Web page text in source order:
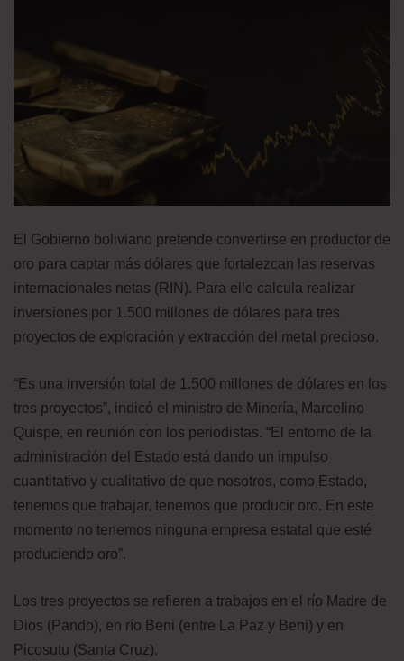
El Gobierno boliviano pretende convertirse en productor de
oro para captar más dólares que fortalezcan las reservas
internacionales netas (RIN). Para ello calcula realizar
inversiones por 1.500 millones de dólares para tres
proyectos de exploración y extracción del metal precioso.
“Es una inversión total de 1.500 millones de dólares en los
tres proyectos”, indicó el ministro de Minería, Marcelino
Quispe, en reunión con los periodistas. “El entorno de la
administración del Estado está dando un impulso
cuantitativo y cualitativo de que nosotros, como Estado,
tenemos que trabajar, tenemos que producir oro. En este
momento no tenemos ninguna empresa estatal que esté
produciendo oro”.
Los tres proyectos se refieren a trabajos en el río Madre de
Dios (Pando), en río Beni (entre La Paz y Beni) y en
Picosutu (Santa Cruz).